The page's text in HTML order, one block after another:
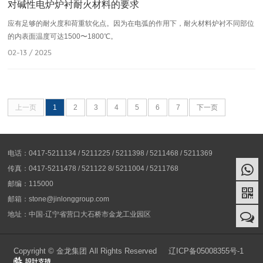
对碱性电炉炉衬耐火材料的要求
应有足够的耐火度和荷重软化点。因为在电弧的作用下，耐火材料炉衬不同部位
的内表面温度可达1500〜1800℃。
02-13 / 2025
上一页 1 2 3 4 5 6 7 下一页
电话：0417-5211134 / 5211225 / 5211398 / 5211468 / 5211369
传真：0417-5211478 / 521122 8/ 5211004 / 5211768
邮编：115000
邮箱：stone@jinlonggroup.com
地址：中国·辽宁省营口大石桥市金龙工业园区
Copyright © 金龙集团 All Rights Reserved
辽ICP备05008355号-1
Design